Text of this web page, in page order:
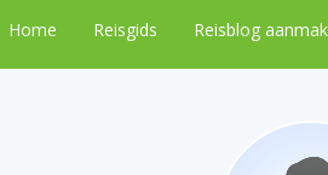
Home Reisgids Reisblog